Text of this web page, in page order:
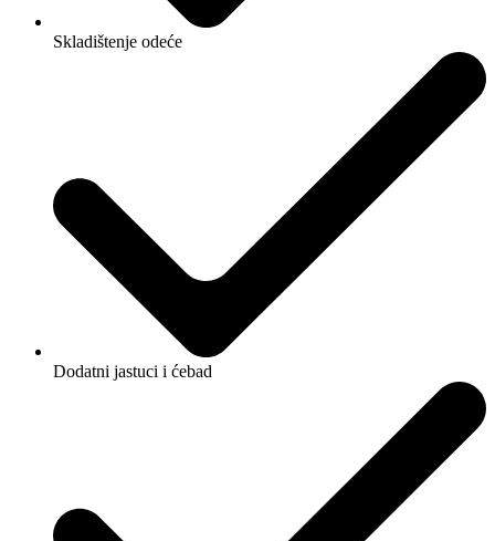
Skladištenje odeće
Dodatni jastuci i ćebad